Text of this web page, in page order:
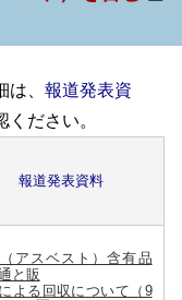
は、報道発表資
ください。
報道発表資料
アスベスト）含有品
と販
よる回収について（9